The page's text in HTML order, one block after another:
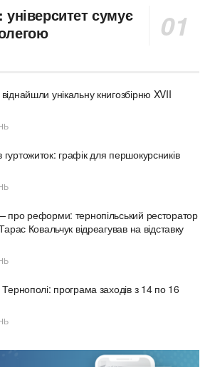
сумує
унікальну книгозбірню XVII
графік для першокурсників
про реформи: тернопільський ресторатор
Ковальчук відреагував на відставку
програма заходів з 14 по 16